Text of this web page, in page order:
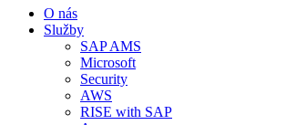
O nás
Služby
SAP AMS
Microsoft
Security
AWS
RISE with SAP